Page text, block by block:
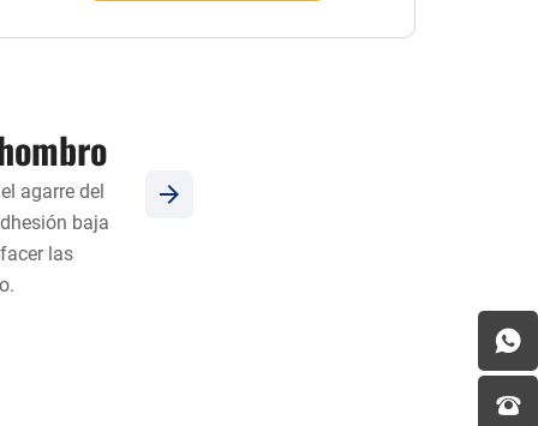
agarre del
baja
las